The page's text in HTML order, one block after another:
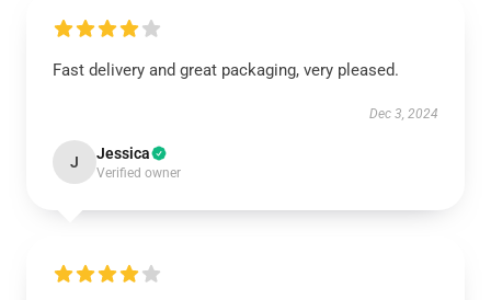
Fast delivery and great packaging, very pleased.
Dec 3, 2024
J Jessica
Verified owner